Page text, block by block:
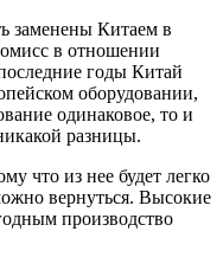
заменены Китаем в
в отношении
годы Китай
оборудовании,
одинаковое, то и
разницы.
что из нее будет легко
вернуться. Высокие
производство